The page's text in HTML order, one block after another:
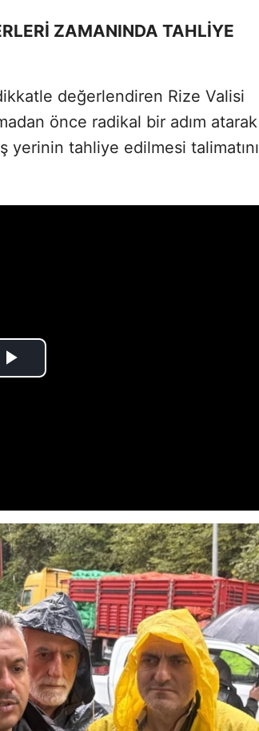
ZAMANINDA TAHLİYE
değerlendiren Rize Valisi
önce radikal bir adım atarak
yerinin tahliye edilmesi talimatını